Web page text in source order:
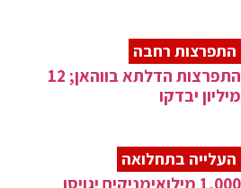
התפרצות רחבה
התפרצות הדלתא בווהאן; 12
מיליון יבדקו
העלייה בתחלואה